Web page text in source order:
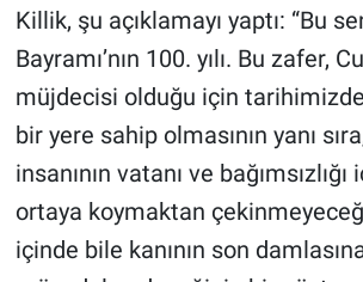
Killik, şu açıklamayı yaptı: “Bu
Bayramı’nın 100. yılı. Bu zafer,
müjdecisi olduğu için
bir yere sahip olmasının yanı
insanının vatanı ve bağımsızlığı
ortaya koymaktan
içinde bile kanının son
Popüler
Programlar
Sağlık
Spor